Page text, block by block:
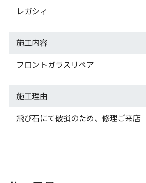
レガシィ
施工内容
フロントガラスリペア
施工理由
飛び石にて破損のため、修理ご来店